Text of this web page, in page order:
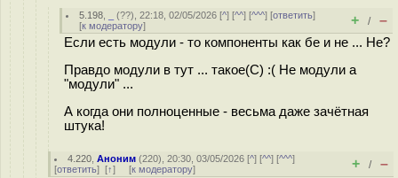
5.198 (??), 22:18, 02/05/2026 [^] [^^] [^^^] [ответить]
[к модератору] + / –
Если есть модули - то компоненты как бе и не ... Не?
Правдо модули в тут ... такое(С) :( Не модули а
"модули" ...
А когда они полноценные - весьма даже зачётная
штука!
4.220 ,Аноним (220), 20:30, 03/05/2026 [^] [^^] [^^^]
[ответить] [↑] [к модератору] + / –